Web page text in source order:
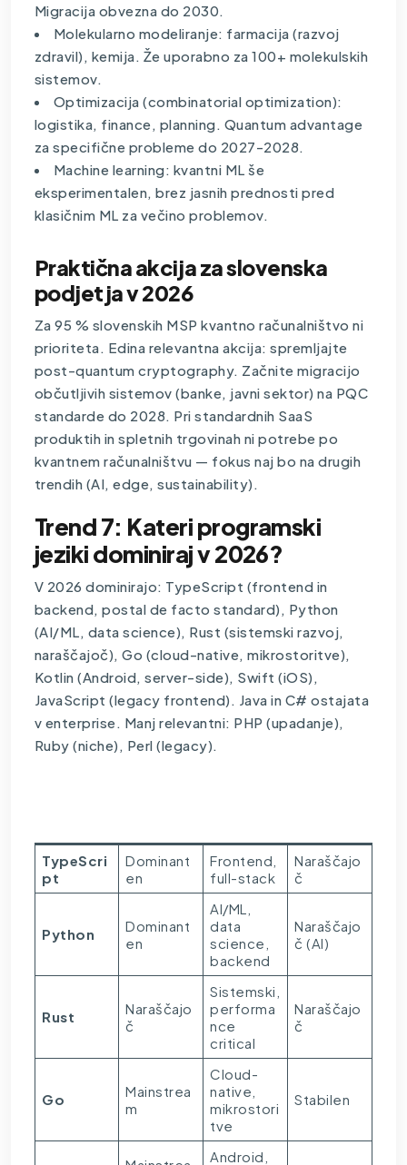
Migracija obvezna do 2030.
Molekularno modeliranje: farmacija (razvoj
zdravil), kemija. Že uporabno za 100+ molekulskih
sistemov.
Optimizacija (combinatorial optimization):
logistika, finance, planning. Quantum advantage
za specifične probleme do 2027-2028.
Machine learning: kvantni ML še
eksperimentalen, brez jasnih prednosti pred
klasičnim ML za večino problemov.
Praktična akcija za slovenska
podjetja v 2026
Za 95 % slovenskih MSP kvantno računalništvo ni
prioriteta. Edina relevantna akcija: spremljajte
post-quantum cryptography. Začnite migracijo
občutljivih sistemov (banke, javni sektor) na PQC
standarde do 2028. Pri standardnih SaaS
produktih in spletnih trgovinah ni potrebe po
kvantnem računalništvu — fokus naj bo na drugih
trendih (AI, edge, sustainability).
Trend 7: Kateri programski
jeziki dominiraj v 2026?
V 2026 dominirajo: TypeScript (frontend in
backend, postal de facto standard), Python
(AI/ML, data science), Rust (sistemski razvoj,
naraščajoč), Go (cloud-native, mikrostoritve),
Kotlin (Android, server-side), Swift (iOS),
JavaScript (legacy frontend). Java in C# ostajata
v enterprise. Manj relevantni: PHP (upadanje),
Ruby (niche), Perl (legacy).
TypeScri
pt
Dominant
en
Frontend,
full-stack
Naraščajo
č
Python
Dominant
en
AI/ML,
data
science,
backend
Naraščajo
č (AI)
Rust
Naraščajo
č
Sistemski,
performa
nce
critical
Naraščajo
č
Go
Mainstrea
m
Cloud-
native,
mikrostori
tve
Stabilen
Android,